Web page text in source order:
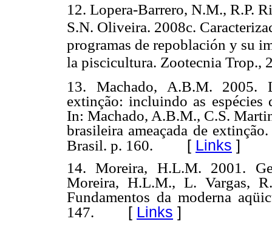
12. Lopera-Barrero, N.M., R.P.
S.N. Oliveira. 2008c.
programas de repoblación y su
la piscicultura. Zootecnia Trop.,
13. Machado, A.B.M. 2005.
extinção: incluindo as espécies
In: Machado, A.B.M., C.S.
brasileira ameaçada de
Brasil. p. 160. [ Links ]
14. Moreira, H.L.M. 2001.
Moreira, H.L.M., L. Vargas,
Fundamentos da moderna
147. [ Links ]